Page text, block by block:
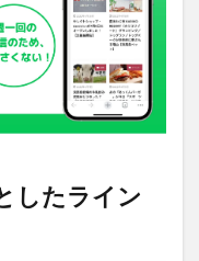
したライン